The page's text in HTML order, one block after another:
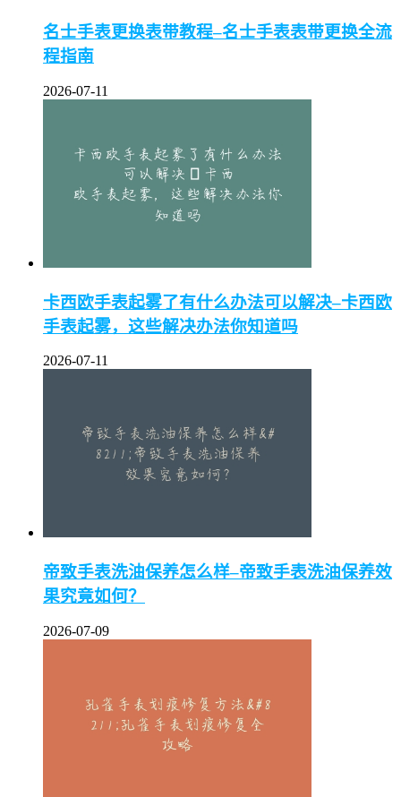
名士手表更换表带教程–名士手表表带更换全流
程指南
2026-07-11
卡西欧手表起雾了有什么办法可以解决–卡西欧
手表起雾，这些解决办法你知道吗
2026-07-11
帝致手表洗油保养怎么样–帝致手表洗油保养效
果究竟如何？
2026-07-09